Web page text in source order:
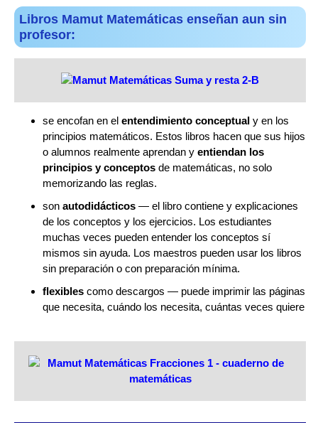
Libros Mamut Matemáticas enseñan aun sin
profesor:
se encofan en el entendimiento conceptual y en los
principios matemáticos. Estos libros hacen que sus hijos
o alumnos realmente aprendan y entiendan los
principios y conceptos de matemáticas, no solo
memorizando las reglas.
son autodidácticos — el libro contiene y explicaciones
de los conceptos y los ejercicios. Los estudiantes
muchas veces pueden entender los conceptos sí
mismos sin ayuda. Los maestros pueden usar los libros
sin preparación o con preparación mínima.
flexibles como descargos — puede imprimir las páginas
que necesita, cuándo los necesita, cuántas veces quiere